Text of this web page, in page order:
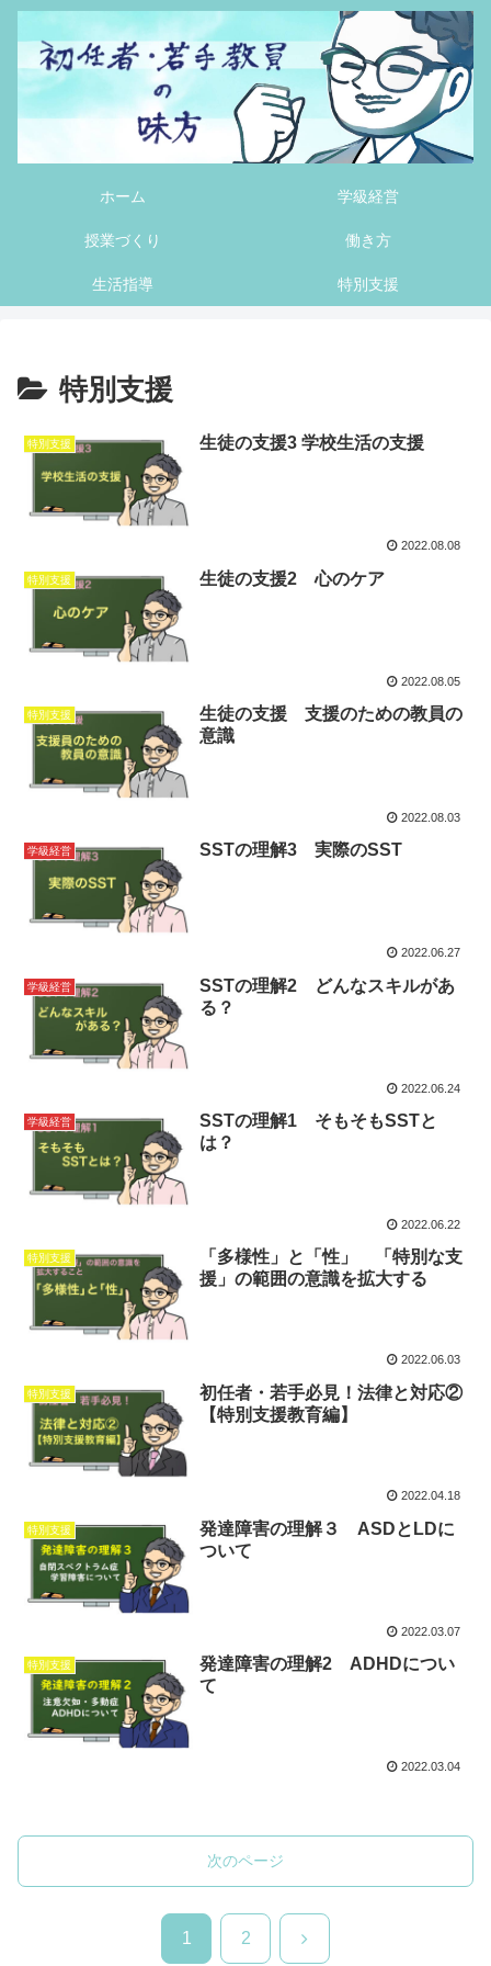
ホーム 学級経営
授業づくり 働き方
生活指導 特別支援
特別支援
特別支援 生徒の支援3 学校生活の支援
2022.08.08
特別支援 生徒の支援2 心のケア
2022.08.05
特別支援
生徒の支援 支援のための教員の
意識
2022.08.03
学級経営 SSTの理解3 実際のSST
2022.06.27
学級経営
SSTの理解2 どんなスキルがあ
る？
2022.06.24
学級経営
SSTの理解1 そもそもSSTと
は？
2022.06.22
特別支援
「多様性」と「性」 「特別な支
援」の範囲の意識を拡大する
2022.06.03
特別支援
初任者・若手必見！法律と対応②
【特別支援教育編】
2022.04.18
特別支援
発達障害の理解３ ASDとLDに
ついて
2022.03.07
特別支援
発達障害の理解2 ADHDについ
て
2022.03.04
次のページ
1 2 次